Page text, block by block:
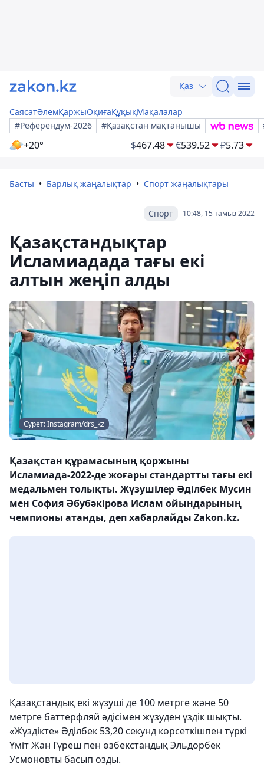
Қаз
СаясатӘлемҚаржыОқиғаҚұқықМақалалар
#Референдум-2026
#Қазақстан мақтанышы
+20° $467.48 €539.52 ₽5.73
Басты Барлық жаңалықтар Спорт жаңалықтары
10:48, 15 тамыз 2022
Спорт
Қазақстандықтар
Исламиадада тағы екі
алтын жеңіп алды
Сурет: Instagram/drs_kz
Қазақстан құрамасының қоржыны
Исламиада-2022-де жоғары стандартты тағы екі
медальмен толықты. Жүзушілер Әділбек Мусин
мен София Әбубәкірова Ислам ойындарының
чемпионы атанды, деп хабарлайды Zakon.kz.
Қазақстандық екі жүзуші де 100 метрге және 50
метрге баттерфляй әдісімен жүзуден үздік шықты.
«Жүздікте» Әділбек 53,20 секунд көрсеткішпен түркі
Үміт Жан Гүреш пен өзбекстандық Эльдорбек
Усмоновты басып озды.